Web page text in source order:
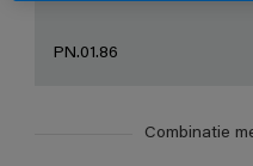
PN.01.86
Combinatie